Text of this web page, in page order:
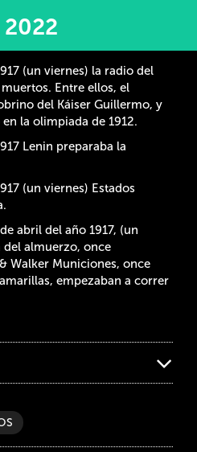
(un viernes) la radio del
Entre ellos, el
del Káiser Guillermo, y
la olimpiada de 1912.
Lenin preparaba la
(un viernes) Estados
abril del año 1917, (un
del almuerzo, once
Walker Municiones, once
empezaban a correr